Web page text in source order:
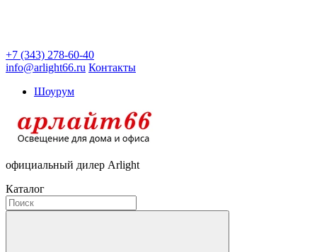
+7 (343) 278-60-40
info@arlight66.ru Контакты
Шоурум
официальный дилер Arlight
Каталог